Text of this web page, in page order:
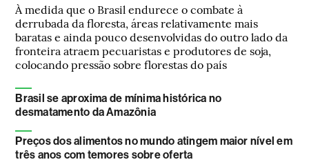
À medida que o Brasil endurece o combate à
derrubada da floresta, áreas relativamente mais
baratas e ainda pouco desenvolvidas do outro lado da
fronteira atraem pecuaristas e produtores de soja,
colocando pressão sobre florestas do país
Brasil se aproxima de mínima histórica no
desmatamento da Amazônia
Preços dos alimentos no mundo atingem maior nível em
três anos com temores sobre oferta